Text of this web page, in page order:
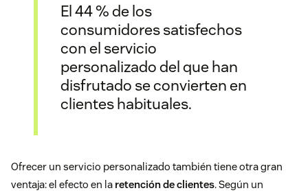
El 44 % de los
consumidores satisfechos
con el servicio
personalizado del que han
disfrutado se convierten en
clientes habituales.
Ofrecer un servicio personalizado también tiene otra gran
ventaja: el efecto en la retención de clientes. Según un